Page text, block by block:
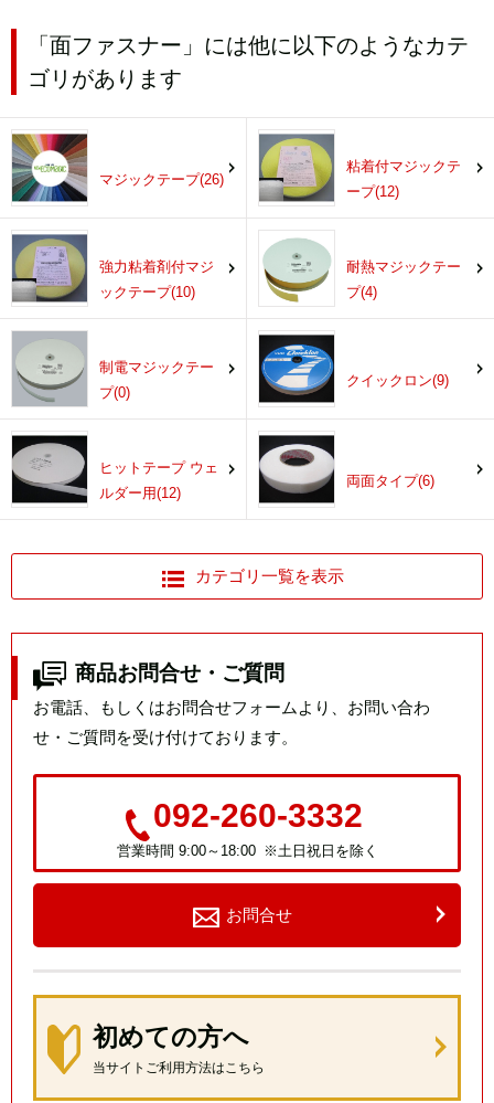
「面ファスナー」には他に以下のようなカテ
ゴリがあります
マジックテープ(26)
粘着付マジックテ
ープ(12)
強力粘着剤付マジ
ックテープ(10)
耐熱マジックテー
プ(4)
制電マジックテー
プ(0)
クイックロン(9)
ヒットテープ ウェ
ルダー用(12)
両面タイプ(6)
カテゴリ一覧を表示
商品お問合せ・ご質問
お電話、もしくはお問合せフォームより、お問い合わ
せ・ご質問を受け付けております。
092-260-3332
営業時間 9:00～18:00 ※土日祝日を除く
お問合せ
初めての方へ
当サイトご利用方法はこちら